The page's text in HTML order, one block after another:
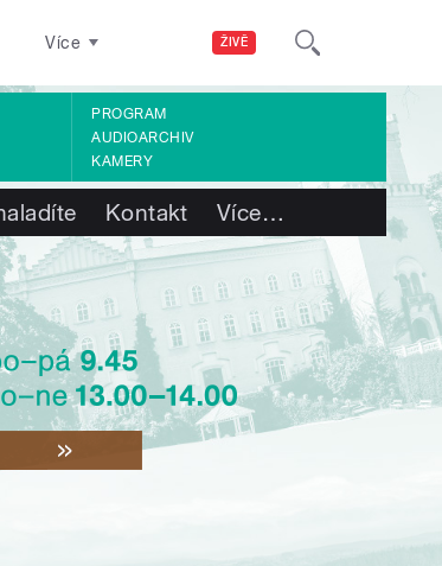
ŽIVĚ
Více
PROGRAM
AUDIOARCHIV
KAMERY
Kontakt Více…